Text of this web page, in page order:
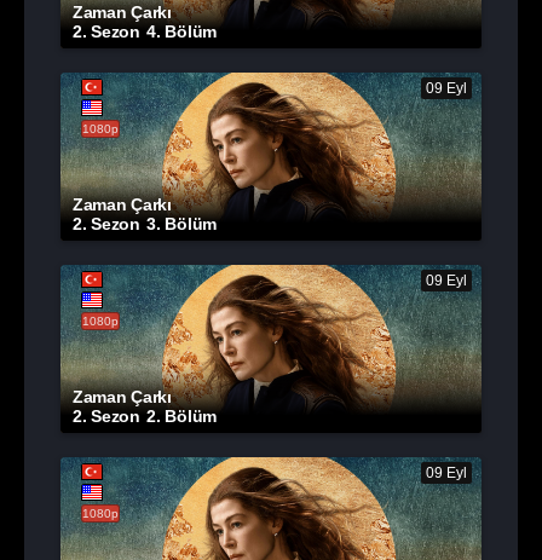
Zaman Çarkı
2. Sezon 4. Bölüm
1080p
09 Eyl
Zaman Çarkı
2. Sezon 3. Bölüm
1080p
09 Eyl
Zaman Çarkı
2. Sezon 2. Bölüm
1080p
09 Eyl